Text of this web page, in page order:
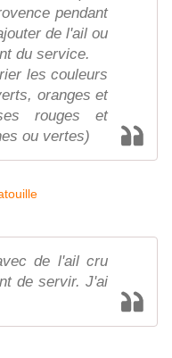
pendant
de l'ail ou
du service.
les couleurs
oranges et
rouges et
ou vertes)
de l'ail cru
de servir. J'ai